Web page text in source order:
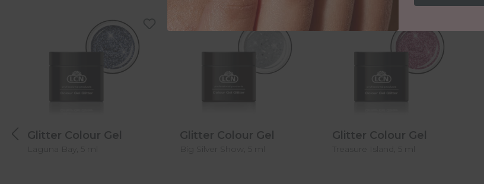
Produktgalerie überspringen
Glitter Colour Gel
Laguna Bay, 5 ml
Glitter Colour Gel
Big Silver Show, 5 ml
Glitter Colour Gel
Treasure Island, 5 ml